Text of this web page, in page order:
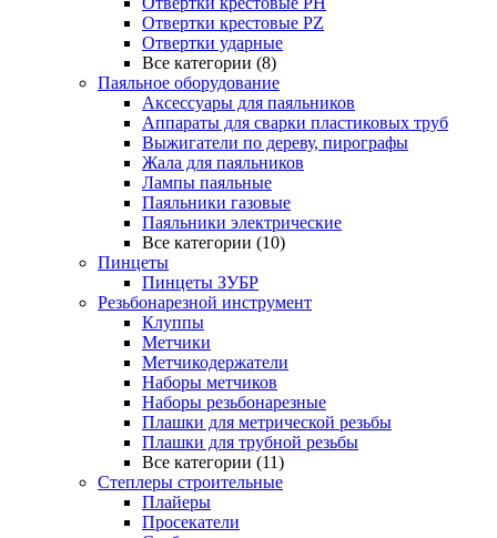
Отвертки крестовые PZ
Отвертки ударные
Все категории (8)
Паяльное оборудование
Аксессуары для паяльников
Аппараты для сварки пластиковых труб
Выжигатели по дереву, пирографы
Жала для паяльников
Лампы паяльные
Паяльники газовые
Паяльники электрические
Все категории (10)
Пинцеты
Пинцеты ЗУБР
Резьбонарезной инструмент
Клуппы
Метчики
Метчикодержатели
Наборы метчиков
Наборы резьбонарезные
Плашки для метрической резьбы
Плашки для трубной резьбы
Все категории (11)
Степлеры строительные
Плайеры
Просекатели